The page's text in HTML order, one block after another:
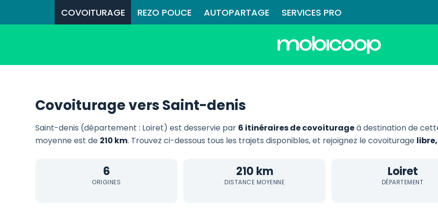
COVOITURAGE REZO POUCE AUTOPARTAGE SERVICES PRO
Covoiturage vers Saint-denis
Saint-denis (département : Loiret) est desservie par 6 itinéraires de covoiturageà destination de
moyenne est de 210 km. Trouvez ci-dessous tous les trajets disponibles, et rejoignez le covoiturage
6
ORIGINES
210 km
DISTANCE MOYENNE
Loiret
DÉPARTEMENT